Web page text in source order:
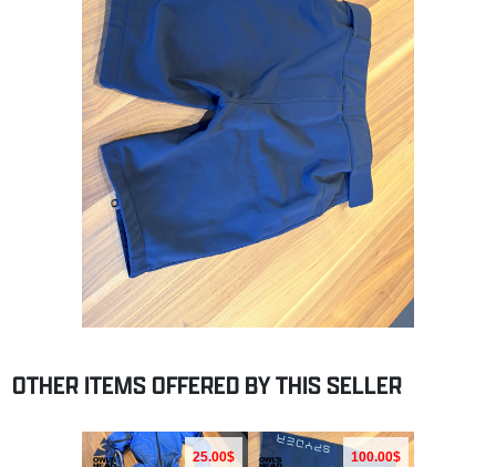
OTHER ITEMS OFFERED BY THIS SELLER
25.00$ 100.00$